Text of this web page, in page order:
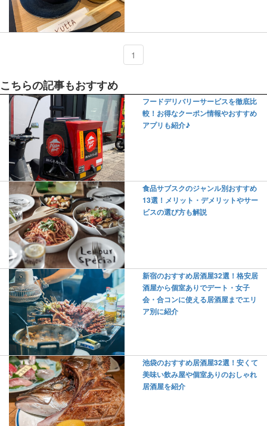
1
こちらの記事もおすすめ
フードデリバリーサービスを徹底比
較！お得なクーポン情報やおすすめ
アプリも紹介♪
食品サブスクのジャンル別おすすめ
13選！メリット・デメリットやサー
ビスの選び方も解説
新宿のおすすめ居酒屋32選！格安居
酒屋から個室ありでデート・女子
会・合コンに使える居酒屋までエリ
ア別に紹介
池袋のおすすめ居酒屋32選！安くて
美味い飲み屋や個室ありのおしゃれ
居酒屋を紹介